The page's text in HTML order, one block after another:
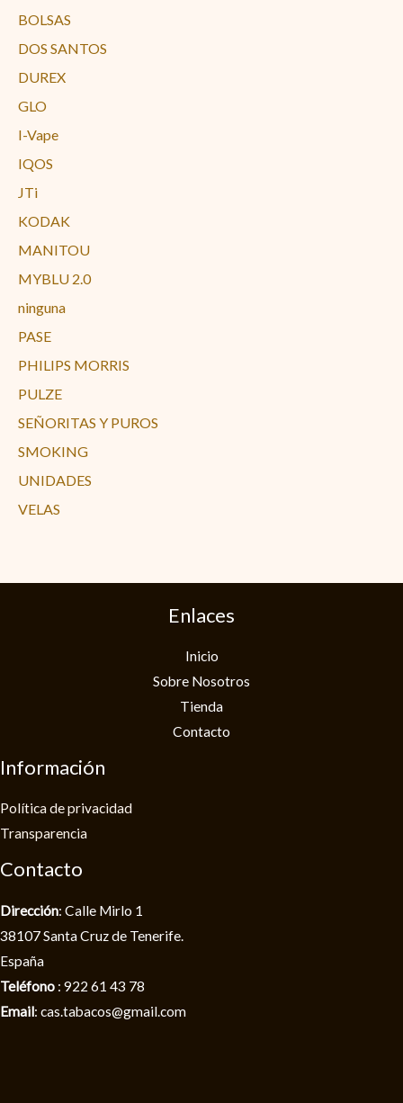
BOLSAS
DOS SANTOS
DUREX
GLO
I-Vape
IQOS
JTi
KODAK
MANITOU
MYBLU 2.0
ninguna
PASE
PHILIPS MORRIS
PULZE
SEÑORITAS Y PUROS
SMOKING
UNIDADES
VELAS
Enlaces
Inicio
Sobre Nosotros
Tienda
Contacto
Información
Política de privacidad​
Transparencia
Contacto
Dirección: Calle Mirlo 1
38107 Santa Cruz de Tenerife.
España
Teléfono : 922 61 43 78
Email: cas.tabacos@gmail.com